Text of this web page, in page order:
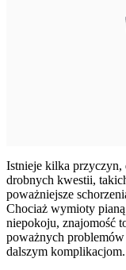
Istnieje kilka przyczyn,
drobnych kwestii,
poważniejsze
Chociaż wymioty
niepokoju, znajomość
poważnych
dalszym komplikacjom.